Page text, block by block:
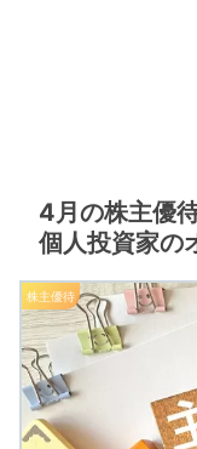
4月の株主優
個人投資家の
株主優待